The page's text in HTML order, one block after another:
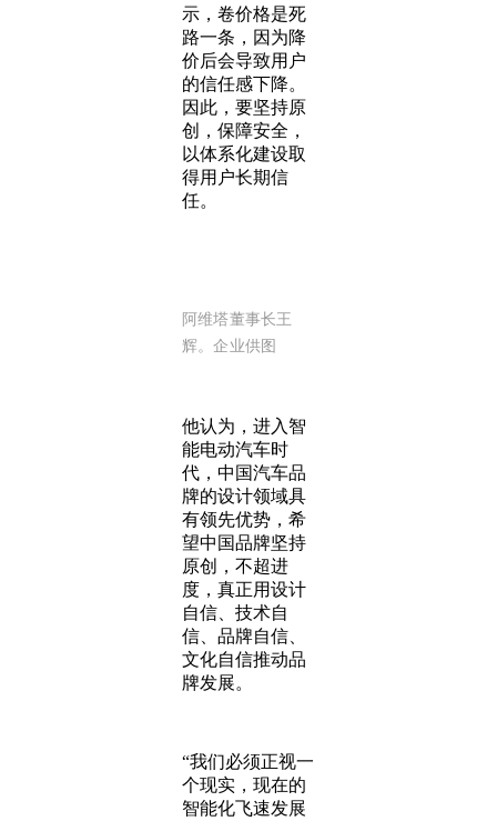
示，卷价格是死
路一条，因为降
价后会导致用户
的信任感下降。
因此，要坚持原
创，保障安全，
以体系化建设取
得用户长期信
任。
阿维塔董事长王
辉。企业供图
他认为，进入智
能电动汽车时
代，中国汽车品
牌的设计领域具
有领先优势，希
望中国品牌坚持
原创，不超进
度，真正用设计
自信、技术自
信、品牌自信、
文化自信推动品
牌发展。
“我们必须正视一
个现实，现在的
智能化飞速发展